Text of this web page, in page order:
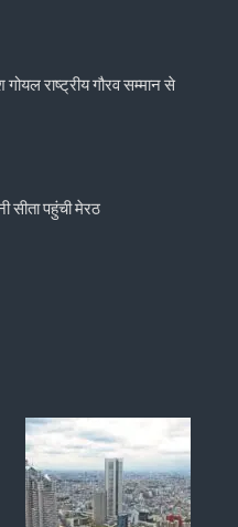
राष्ट्रीय गौरव सम्मान से
सीता पहुंची मेरठ